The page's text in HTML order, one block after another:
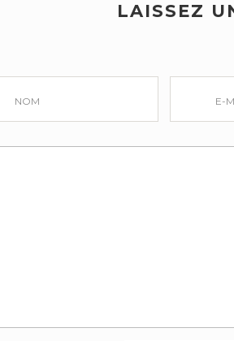
LAISSEZ
NOM E-